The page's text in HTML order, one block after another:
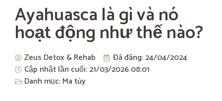
Ayahuasca là gì và nó
hoạt động như thế nào?
Zeus Detox & Rehab Đã đăng:24/04/2024
Cập nhật lần cuối: 21/03/202608:01
Danh mục:Ma túy